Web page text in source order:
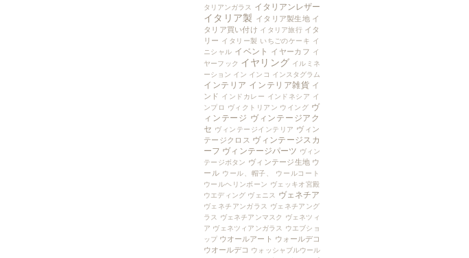
タリアンガラス
イタリアンレザー
イタリア製 イタリア製生地 イ
タリア買い付け イタリア旅行 イタ
リー イタリー製 いちごのケーキ イ
ニシャル イベント イヤーカフ イ
ヤーフック イヤリング イルミネ
ーション イン インコ インスタグラム
インテリア インテリア雑貨 イ
ンド インドカレー インドネシア イ
ンプロ
ヴィクトリアン ウイング ヴ
ィンテージ ヴィンテージアク
セ ヴィンテージインテリア ヴィン
テージクロス ヴィンテージスカ
ーフ ヴィンテージパーツ ヴィン
テージボタン ヴィンテージ生地 ウ
ール ウール、帽子、
ウールコート
ウールヘリンボーン ヴェッキオ宮殿
ウエディング ヴェニス ヴェネチア
ヴェネチアンガラス
ヴェネチアング
ラス
ヴェネチアンマスク
ヴェネツィ
ア ヴェネツィアンガラス
ウエブショ
ップ ウオールアート ウォールデコ
ウオールデコ ウォッシャブルウール